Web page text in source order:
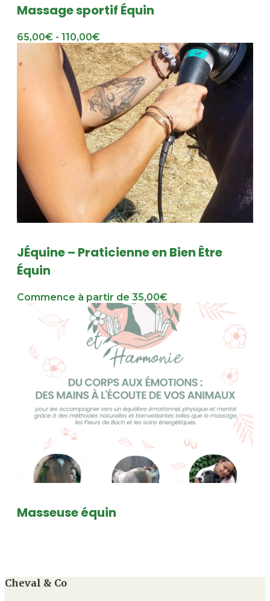
Massage sportif Équin
65,00€ - 110,00€
JÉquine – Praticienne en Bien Être
Équin
Commence à partir de 35,00€
Masseuse équin
Cheval & Co